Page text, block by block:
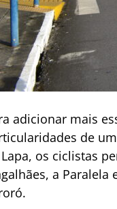
adicionar mais
de
os ciclistas
a